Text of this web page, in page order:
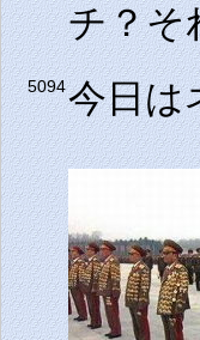
チ？そ
5094今日は